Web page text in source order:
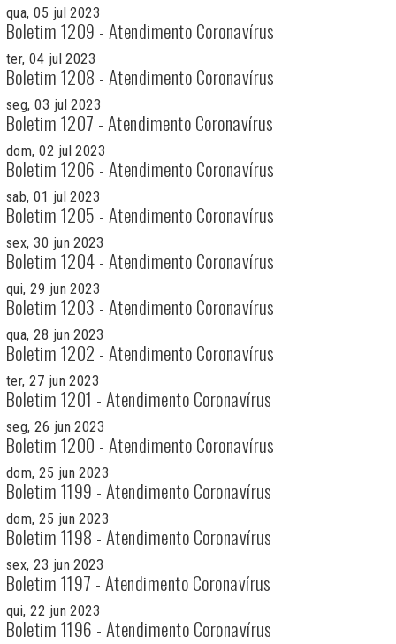
qua, 05 jul 2023
Boletim 1209 - Atendimento Coronavírus
ter, 04 jul 2023
Boletim 1208 - Atendimento Coronavírus
seg, 03 jul 2023
Boletim 1207 - Atendimento Coronavírus
dom, 02 jul 2023
Boletim 1206 - Atendimento Coronavírus
sab, 01 jul 2023
Boletim 1205 - Atendimento Coronavírus
sex, 30 jun 2023
Boletim 1204 - Atendimento Coronavírus
qui, 29 jun 2023
Boletim 1203 - Atendimento Coronavírus
qua, 28 jun 2023
Boletim 1202 - Atendimento Coronavírus
ter, 27 jun 2023
Boletim 1201 - Atendimento Coronavírus
seg, 26 jun 2023
Boletim 1200 - Atendimento Coronavírus
dom, 25 jun 2023
Boletim 1199 - Atendimento Coronavírus
dom, 25 jun 2023
Boletim 1198 - Atendimento Coronavírus
sex, 23 jun 2023
Boletim 1197 - Atendimento Coronavírus
qui, 22 jun 2023
Boletim 1196 - Atendimento Coronavírus